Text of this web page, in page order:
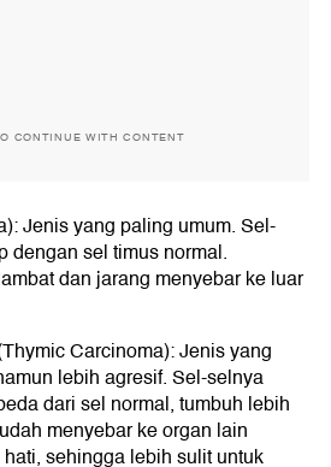
CONTINUE WITH CONTENT
Jenis yang paling umum. Sel-
dengan sel timus normal.
dan jarang menyebar ke luar
Carcinoma): Jenis yang
lebih agresif. Sel-selnya
dari sel normal, tumbuh lebih
menyebar ke organ lain
sehingga lebih sulit untuk